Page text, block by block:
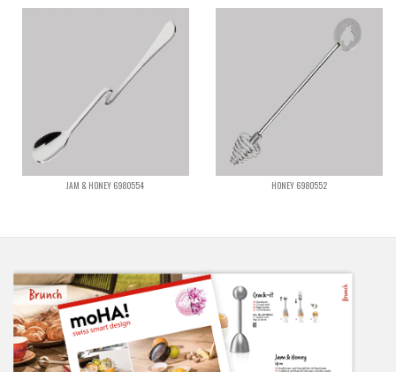
JAM & HONEY 6980554 HONEY 6980552